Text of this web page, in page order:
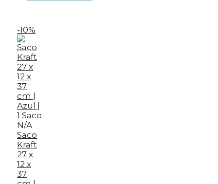
-10%
N/A
Saco
Kraft
27 x
12 x
37